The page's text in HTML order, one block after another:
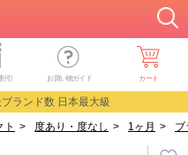
割引 お買い物ガイド カート
ランド数 日本最大級
ト > 度あり・度なし > 1ヶ月 > ブ